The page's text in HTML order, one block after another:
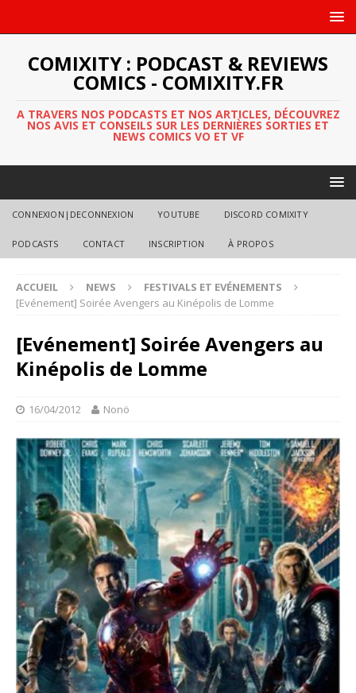
COMIXITY : PODCAST & REVIEWS
COMICS - COMIXITY.FR
A TRAVERS NOS PODCASTS ET NOS ARTICLES, DÉCOUVREZ
NOS AVIS ET CONSEILS SUR LES DERNIÈRES SORTIES ET
NEWS COMICS VO ET VF
CONNEXION|DECONNEXION YOUTUBE DISCORD COMIXITY
PODCASTS CONTACT INSCRIPTION À PROPOS
ACCUEIL NEWS
FESTIVALS ET EVÉNEMENTS
[Evénement] Soirée Avengers au Kinépolis de Lomme
[Evénement] Soirée Avengers au
Kinépolis de Lomme
16/04/2012 Nonö